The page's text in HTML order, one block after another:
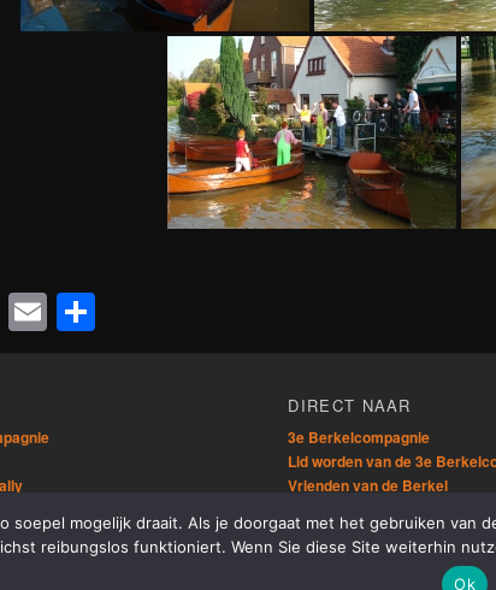
Twitter
Email
DIRECT NAAR
3e Berkelcompagnie
Lid worden van de 3e
Vrienden van de Berkel
soepel mogelijk draait. Als je doorgaat met het gebruiken
reibungslos funktioniert. Wenn Sie diese Site weiterhin
Ok